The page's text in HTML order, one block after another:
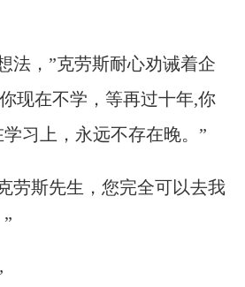
法，”克劳斯耐心劝诫着企
现在不学，等再过十年,你
习上，永远不存在晚。”
劳斯先生，您完全可以去我